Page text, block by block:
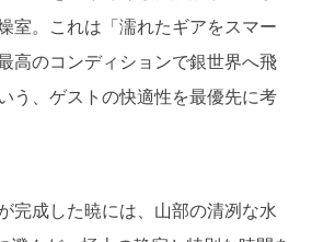
室。これは「濡れたギアをスマー
高のコンディションで銀世界へ飛
う、ゲストの快適性を最優先に考
完成した暁には、山部の清冽な水